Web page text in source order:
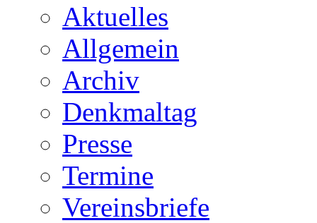
Aktuelles
Allgemein
Archiv
Denkmaltag
Presse
Termine
Vereinsbriefe